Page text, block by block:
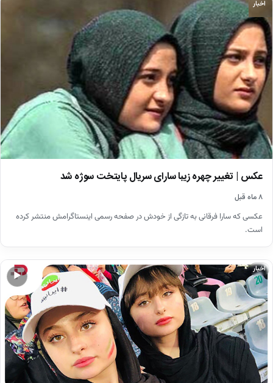
اخبار
عکس | تغییر چهره زیبا سارای سریال پایتخت سوژه شد
۸ ماه قبل
عکسی که سارا فرقانی به تازگی از خودش در صفحه رسمی اینستاگرامش منتشر کرده
است.
▶
اخبار